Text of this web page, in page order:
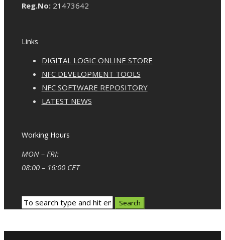
Reg.No:21473642
Links
DIGITAL LOGIC ONLINE STORE
NFC DEVELOPMENT TOOLS
NFC SOFTWARE REPOSITORY
LATEST NEWS
Working Hours
MON – FRI:
08:00 – 16:00 CET